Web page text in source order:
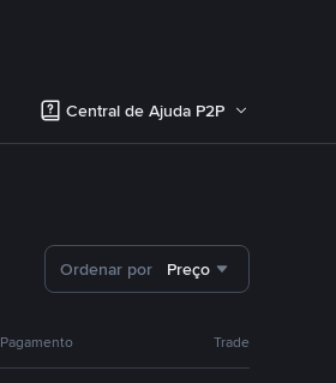
Central de Ajuda P2P
Ordenar por Preço
Pagamento Trade